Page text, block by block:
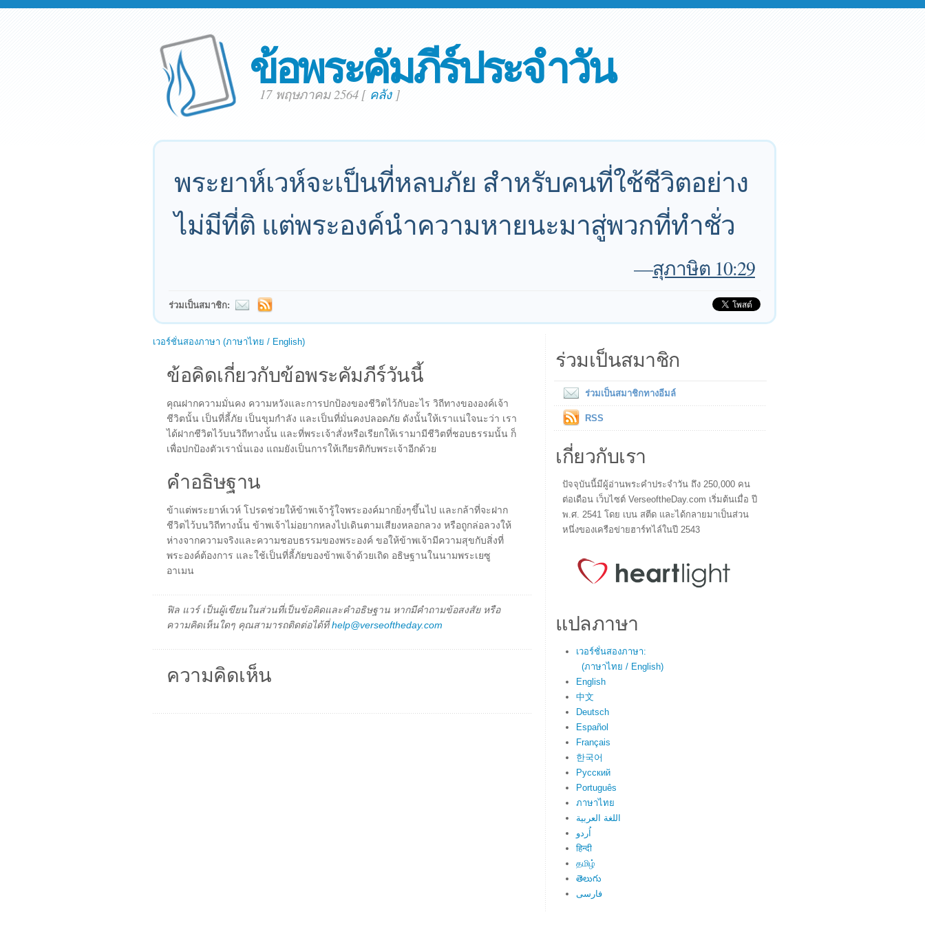
ข้อพระคัมภีร์ประจำวัน
17 พฤษภาคม 2564 [ คลัง]
พระยาห์เวห์จะเป็นที่หลบภัย สำหรับคนที่ใช้ชีวิตอย่าง
ไม่มีที่ติ แต่พระองค์นำความหายนะมาสู่พวกที่ทำชั่ว
—สุภาษิต 10:29
ร่วมเป็นสมาชิก:
เวอร์ชั่นสองภาษา (ภาษาไทย / English)
ข้อคิดเกี่ยวกับข้อพระคัมภีร์วันนี้
คุณฝากความมั่นคง ความหวังและการปกป้องของชีวิตไว้กับอะไร วิถีทางขององค์เจ้า
ชีวิตนั้น เป็นที่ลี้ภัย เป็นขุมกำลัง และเป็นที่มั่นคงปลอดภัย ดังนั้นให้เราแน่ใจนะว่า เรา
ได้ฝากชีวิตไว้บนวิถีทางนั้น และที่พระเจ้าสั่งหรือเรียกให้เรามามีชีวิตที่ชอบธรรมนั้น ก็
เพื่อปกป้องตัวเรานั่นเอง แถมยังเป็นการให้เกียรติกับพระเจ้าอีกด้วย
คำอธิษฐาน
ข้าแต่พระยาห์เวห์ โปรดช่วยให้ข้าพเจ้ารู้ใจพระองค์มากยิ่งๆขึ้นไป และกล้าที่จะฝาก
ชีวิตไว้บนวิถีทางนั้น ข้าพเจ้าไม่อยากหลงไปเดินตามเสียงหลอกลวง หรือถูกล่อลวงให้
ห่างจากความจริงและความชอบธรรมของพระองค์ ขอให้ข้าพเจ้ามีความสุขกับสิ่งที่
พระองค์ต้องการ และใช้เป็นที่ลี้ภัยของข้าพเจ้าด้วยเถิด อธิษฐานในนามพระเยซู
อาเมน
ฟิล แวร์ เป็นผู้เขียนในส่วนที่เป็นข้อคิดและคำอธิษฐาน หากมีคำถามข้อสงสัย หรือ
ความคิดเห็นใดๆ คุณสามารถติดต่อได้ที่help@verseoftheday.com
ความคิดเห็น
ร่วมเป็นสมาชิก
ร่วมเป็นสมาชิกทางอีมล์
RSS
เกี่ยวกับเรา
ปัจจุบันนี้มีผู้อ่านพระคำประจำวัน ถึง 250,000 คน
ต่อเดือน เว็บไซต์ VerseoftheDay.com เริ่มต้นเมื่อ ปี
พ.ศ. 2541 โดย เบน สตีด และได้กลายมาเป็นส่วน
หนึ่งของเครือข่ายฮาร์ทไล์ในปี 2543
แปลภาษา
เวอร์ชั่นสองภาษา:
(ภาษาไทย / English)
English
中文
Deutsch
Español
Français
한국어
Русский
Português
ภาษาไทย
اللغة العربية
اُردو
हिन्दी
தமிழ்
తెలుగు
فارسی